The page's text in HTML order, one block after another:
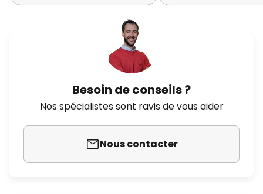
Besoin de conseils ?
Nos spécialistes sont ravis de vous aider
Nous contacter